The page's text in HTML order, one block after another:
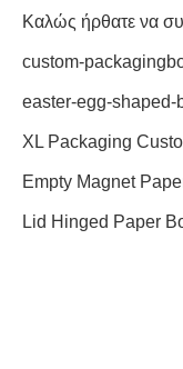
Καλώς ήρθατε να
custom-
easter-egg-shaped-
XL Packaging
Empty Magnet
Lid Hinged Paper